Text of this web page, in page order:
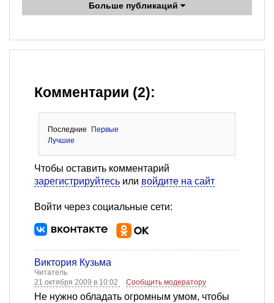
Больше публикаций
Комментарии (2):
Последние
Первые
Лучшие
Чтобы оставить комментарий
зарегистрируйтесь или войдите на сайт
Войти через социальные сети:
Виктория Кузьма
Читатель
21 октября 2009 в 10:02
Сообщить модератору
Не нужно обладать огромным умом, чтобы